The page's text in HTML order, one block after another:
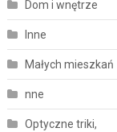
Dom i wnętrze
Inne
Małych mieszkań
nne
Optyczne triki,